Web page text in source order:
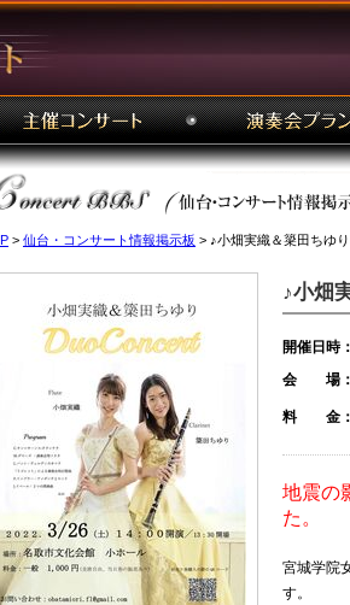
> 仙台・コンサート情報掲示板 > ♪小畑実織＆簗田ちゆ
♪小畑
開催日時
会 場：
料 金：
地震の
た。
宮城学院
す。